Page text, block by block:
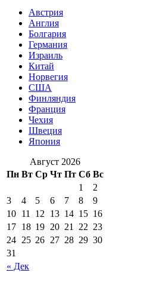
Австрия
Англия
Болгария
Германия
Израиль
Китай
Норвегия
США
Финляндия
Франция
Чехия
Швеция
Япония
Август 2026
Пн Вт Ср Чт Пт Сб Вс
« Дек
1
2
3
4 5 6 7 8
9
10 11 12 13 14 15 16
17 18 19 20 21 22 23
24 25 26 27 28 29 30
31